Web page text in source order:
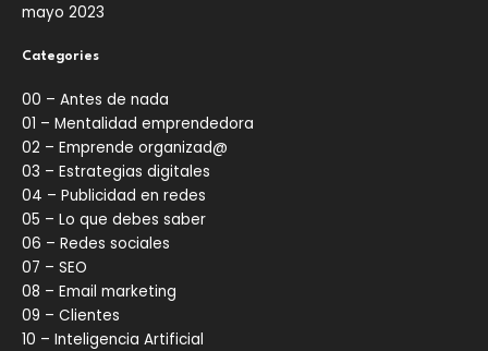
mayo 2023
Categories
00 – Antes de nada
01 – Mentalidad emprendedora
02 – Emprende organizad@
03 – Estrategias digitales
04 – Publicidad en redes
05 – Lo que debes saber
06 – Redes sociales
07 – SEO
08 – Email marketing
09 – Clientes
10 – Inteligencia Artificial